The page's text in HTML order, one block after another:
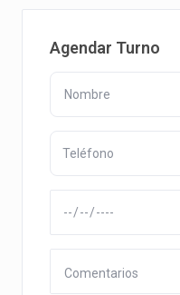
Agendar Turno